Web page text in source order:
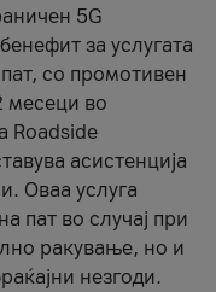
5G
за услугата
со промотивен
месеци во
Roadside
асистенција
Оваа услуга
пат во случај при
ракување, но и
незгоди.